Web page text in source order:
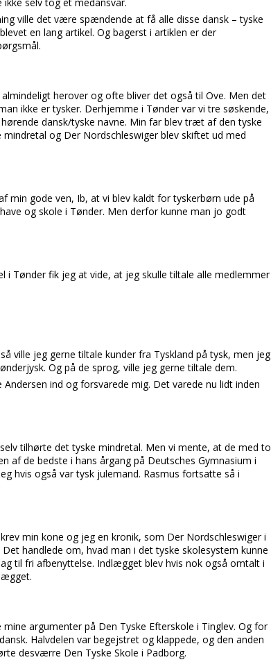
ville det være spændende at få alle disse dansk – tyske
en lang artikel. Og bagerst i artiklen er der
herover og ofte bliver det også til Ove. Men det
ikke er tysker. Derhjemme i Tønder var vi tre søskende,
dansk/tyske navne. Min far blev træt af den tyske
og Der Nordschleswiger blev skiftet ud med
min gode ven, Ib, at vi blev kaldt for tyskerbørn ude på
og skole i Tønder. Men derfor kunne man jo godt
Tønder fik jeg at vide, at jeg skulle tiltale alle medlemmer
ville jeg gerne tiltale kunder fra Tyskland på tysk, men jeg
Og på de sprog, ville jeg gerne tiltale dem.
ind og forsvarede mig. Det varede nu lidt inden
tilhørte det tyske mindretal. Men vi mente, at de med to
af de bedste i hans årgang på Deutsches Gymnasium i
hvis også var tysk julemand. Rasmus fortsatte så i
min kone og jeg en kronik, som Der Nordschleswiger i
Det handlede om, hvad man i det tyske skolesystem kunne
til fri afbenyttelse. Indlægget blev hvis nok også omtalt i
argumenter på Den Tyske Efterskole i Tinglev. Og for
Halvdelen var begejstret og klappede, og den anden
desværre Den Tyske Skole i Padborg.